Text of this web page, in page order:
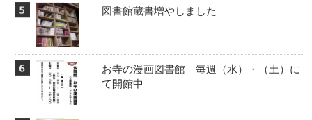
図書館蔵書増やしました
お寺の漫画図書館 毎週（水）・（土）に
て開館中